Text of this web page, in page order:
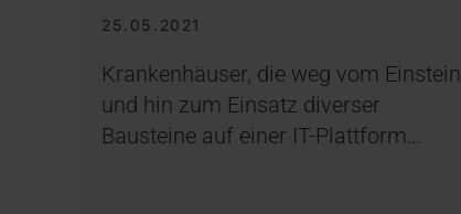
25.05.2021
Krankenhäuser, die weg vom Einstein
und hin zum Einsatz diverser
Bausteine auf einer IT-Plattform…